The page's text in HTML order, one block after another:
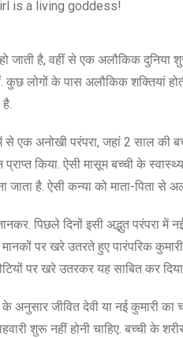
हो जाती है, वहीं से एक अलौकिक
कुछ लोगों के पास अलौकिक शक्तियां
से एक अनोखी परंपरा, जहां 2 साल की
किया. ऐसी मासूम बच्ची के
जाता है. ऐसी कन्या को माता-पिता से
पिछले दिनों इसी अद्भुत परंपरा में
पर खरे उतरते हुए पारंपरिक
पर खरे उतरकर यह साबित कर
के अनुसार जीवित देवी या नई कुमारी
शुरू नहीं होनी चाहिए. बच्ची के